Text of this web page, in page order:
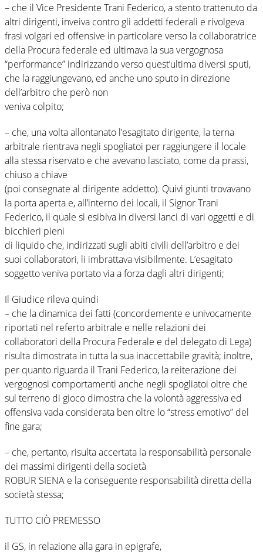
– che il Vice Presidente Trani Federico, a stento trattenuto da
altri dirigenti, inveiva contro gli addetti federali e rivolgeva
frasi volgari ed offensive in particolare verso la collaboratrice
della Procura federale ed ultimava la sua vergognosa
“performance” indirizzando verso quest’ultima diversi sputi,
che la raggiungevano, ed anche uno sputo in direzione
dell’arbitro che però non
veniva colpito;
– che, una volta allontanato l’esagitato dirigente, la terna
arbitrale rientrava negli spogliatoi per raggiungere il locale
alla stessa riservato e che avevano lasciato, come da prassi,
chiuso a chiave
(poi consegnate al dirigente addetto). Quivi giunti trovavano
la porta aperta e, all’interno dei locali, il Signor Trani
Federico, il quale si esibiva in diversi lanci di vari oggetti e di
bicchieri pieni
di liquido che, indirizzati sugli abiti civili dell’arbitro e dei
suoi collaboratori, li imbrattava visibilmente. L’esagitato
soggetto veniva portato via a forza dagli altri dirigenti;
Il Giudice rileva quindi
– che la dinamica dei fatti (concordemente e univocamente
riportati nel referto arbitrale e nelle relazioni dei
collaboratori della Procura Federale e del delegato di Lega)
risulta dimostrata in tutta la sua inaccettabile gravità; inoltre,
per quanto riguarda il Trani Federico, la reiterazione dei
vergognosi comportamenti anche negli spogliatoi oltre che
sul terreno di gioco dimostra che la volontà aggressiva ed
offensiva vada considerata ben oltre lo “stress emotivo” del
fine gara;
– che, pertanto, risulta accertata la responsabilità personale
dei massimi dirigenti della società
ROBUR SIENA e la conseguente responsabilità diretta della
società stessa;
TUTTO CIÒ PREMESSO
il GS, in relazione alla gara in epigrafe,